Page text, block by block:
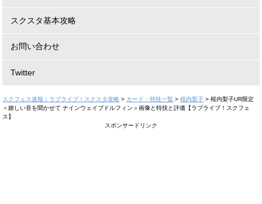
スクスタ基本攻略
お問い合わせ
Twitter
スクフェス速報｜ラブライブ！スクスタ攻略 > カード・特技一覧 >桜内梨子 >桜内梨子UR限定
＜嬉しい音を聞かせて ナインウェイブドルフィン＞画像と特技と評価【ラブライブ！スクフェ
ス】
スポンサードリンク